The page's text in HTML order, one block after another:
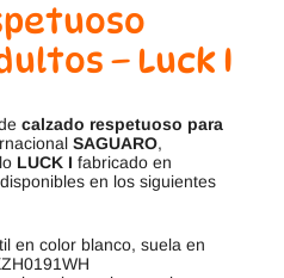
– Luck I
calzado respetuoso para
SAGUARO,
LUCK I fabricado en
disponibles en los siguientes
en color blanco, suela en